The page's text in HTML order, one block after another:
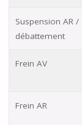
Suspension AR /
débattement
Frein AV
Frein AR